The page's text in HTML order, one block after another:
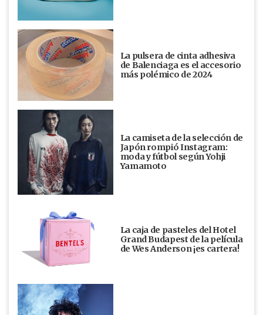
La pulsera de cinta adhesiva
de Balenciaga es el accesorio
más polémico de 2024
La camiseta de la selección de
Japón rompió Instagram:
moda y fútbol según Yohji
Yamamoto
La caja de pasteles del Hotel
Grand Budapest de la película
de Wes Anderson ¡es cartera!